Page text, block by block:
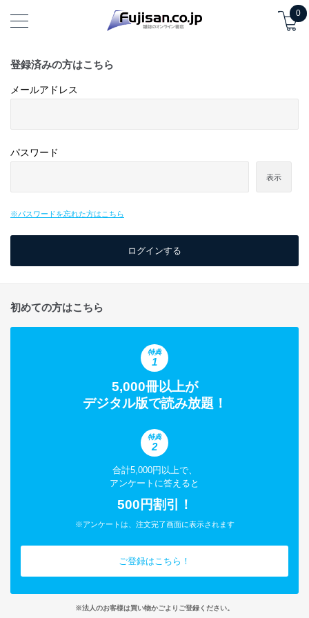
0
登録済みの方はこちら
メールアドレス
パスワード
表示
※パスワードを忘れた方はこちら
初めての方はこちら
特典
1
5,000冊以上が
デジタル版で読み放題！
特典
2
合計5,000円以上で、
アンケートに答えると
500円割引！
※アンケートは、注文完了画面に表示されます
ご登録はこちら！
※法人のお客様は買い物かごよりご登録ください。